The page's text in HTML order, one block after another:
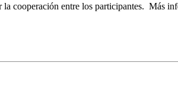
cooperación entre los participantes. Más